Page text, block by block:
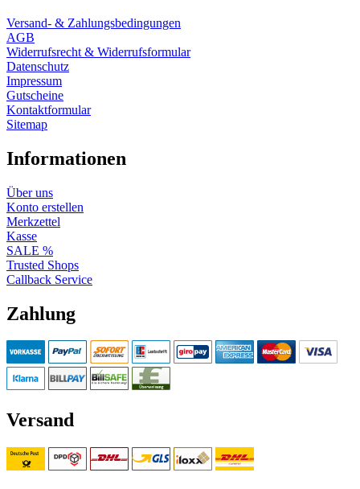
Versand- & Zahlungsbedingungen
AGB
Widerrufsrecht & Widerrufsformular
Datenschutz
Impressum
Gutscheine
Kontaktformular
Sitemap
Informationen
Über uns
Konto erstellen
Merkzettel
Kasse
SALE %
Trusted Shops
Callback Service
Zahlung
Versand